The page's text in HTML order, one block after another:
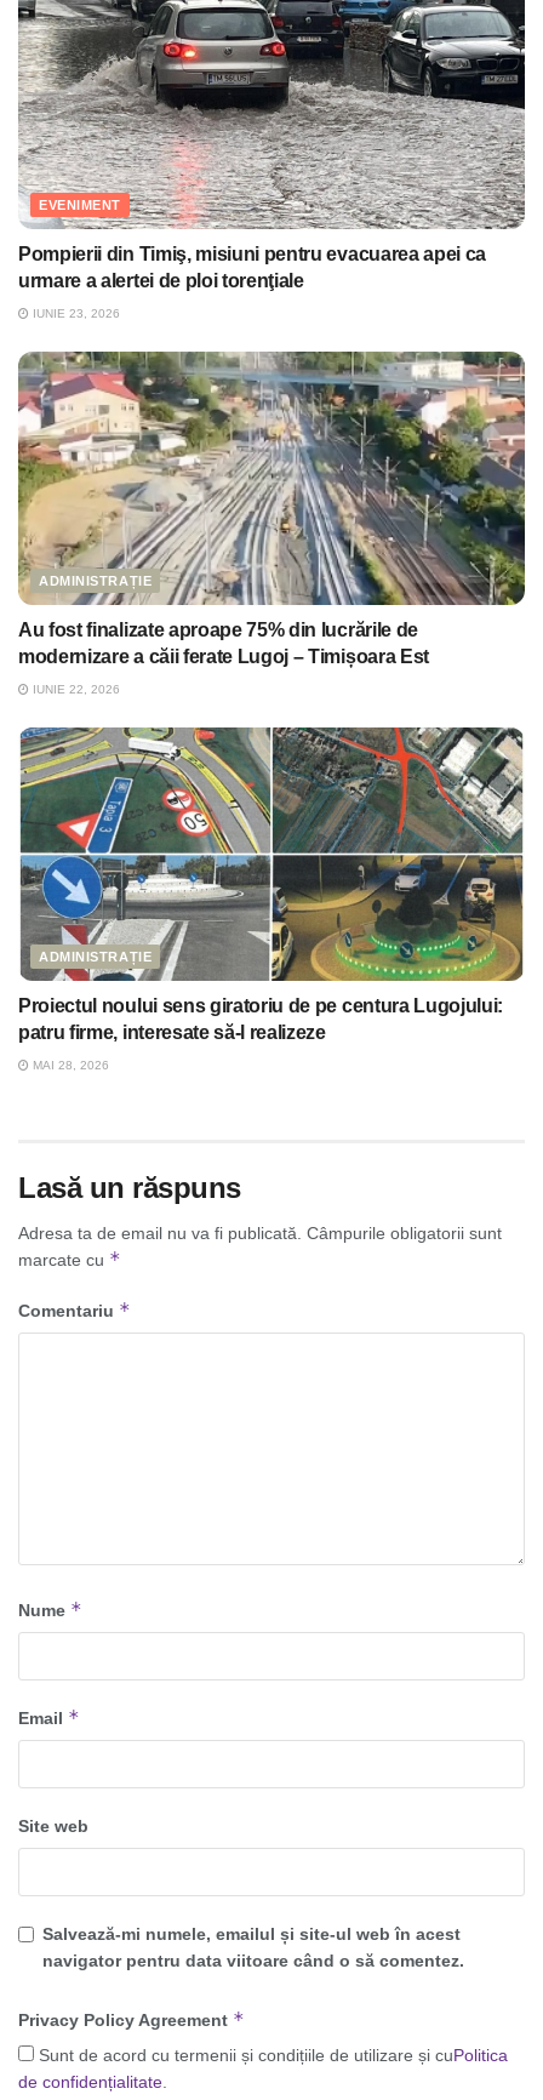
EVENIMENT
Pompierii din Timiş, misiuni pentru evacuarea apei ca
urmare a alertei de ploi torenţiale
IUNIE 23, 2026
ADMINISTRAȚIE
Au fost finalizate aproape 75% din lucrările de
modernizare a căii ferate Lugoj – Timișoara Est
IUNIE 22, 2026
ADMINISTRAȚIE
Proiectul noului sens giratoriu de pe centura Lugojului:
patru firme, interesate să-l realizeze
MAI 28, 2026
Lasă un răspuns
Adresa ta de email nu va fi publicată. Câmpurile obligatorii sunt
marcate cu *
Comentariu *
Nume *
Email *
Site web
Salvează-mi numele, emailul și site-ul web în acest
navigator pentru data viitoare când o să comentez.
Privacy Policy Agreement *
Sunt de acord cu termenii și condițiile de utilizare și cuPolitica
de confidențialitate.